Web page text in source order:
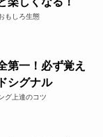
もしろ生態
第一！必ず覚え
シグナル
グ上達のコツ